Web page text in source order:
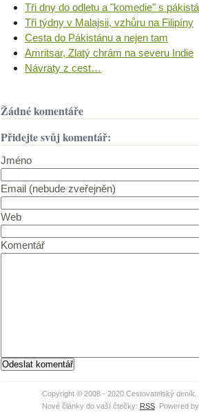
Tři dny do odletu a "komedie" s
Tři týdny v Malajsii, vzhůru na Filipíny
Cesta do Pákistánu a nejen tam
Amritsar, Zlatý chrám na severu Indie
Návraty z cest…
Žádné komentáře
Přidejte svůj komentář:
Jméno
Email (nebude zveřejněn)
Web
Komentář
Copyright © 2008 - 2020 Cestovatelský
Nové články do vaší čtečky: RSS . Powered